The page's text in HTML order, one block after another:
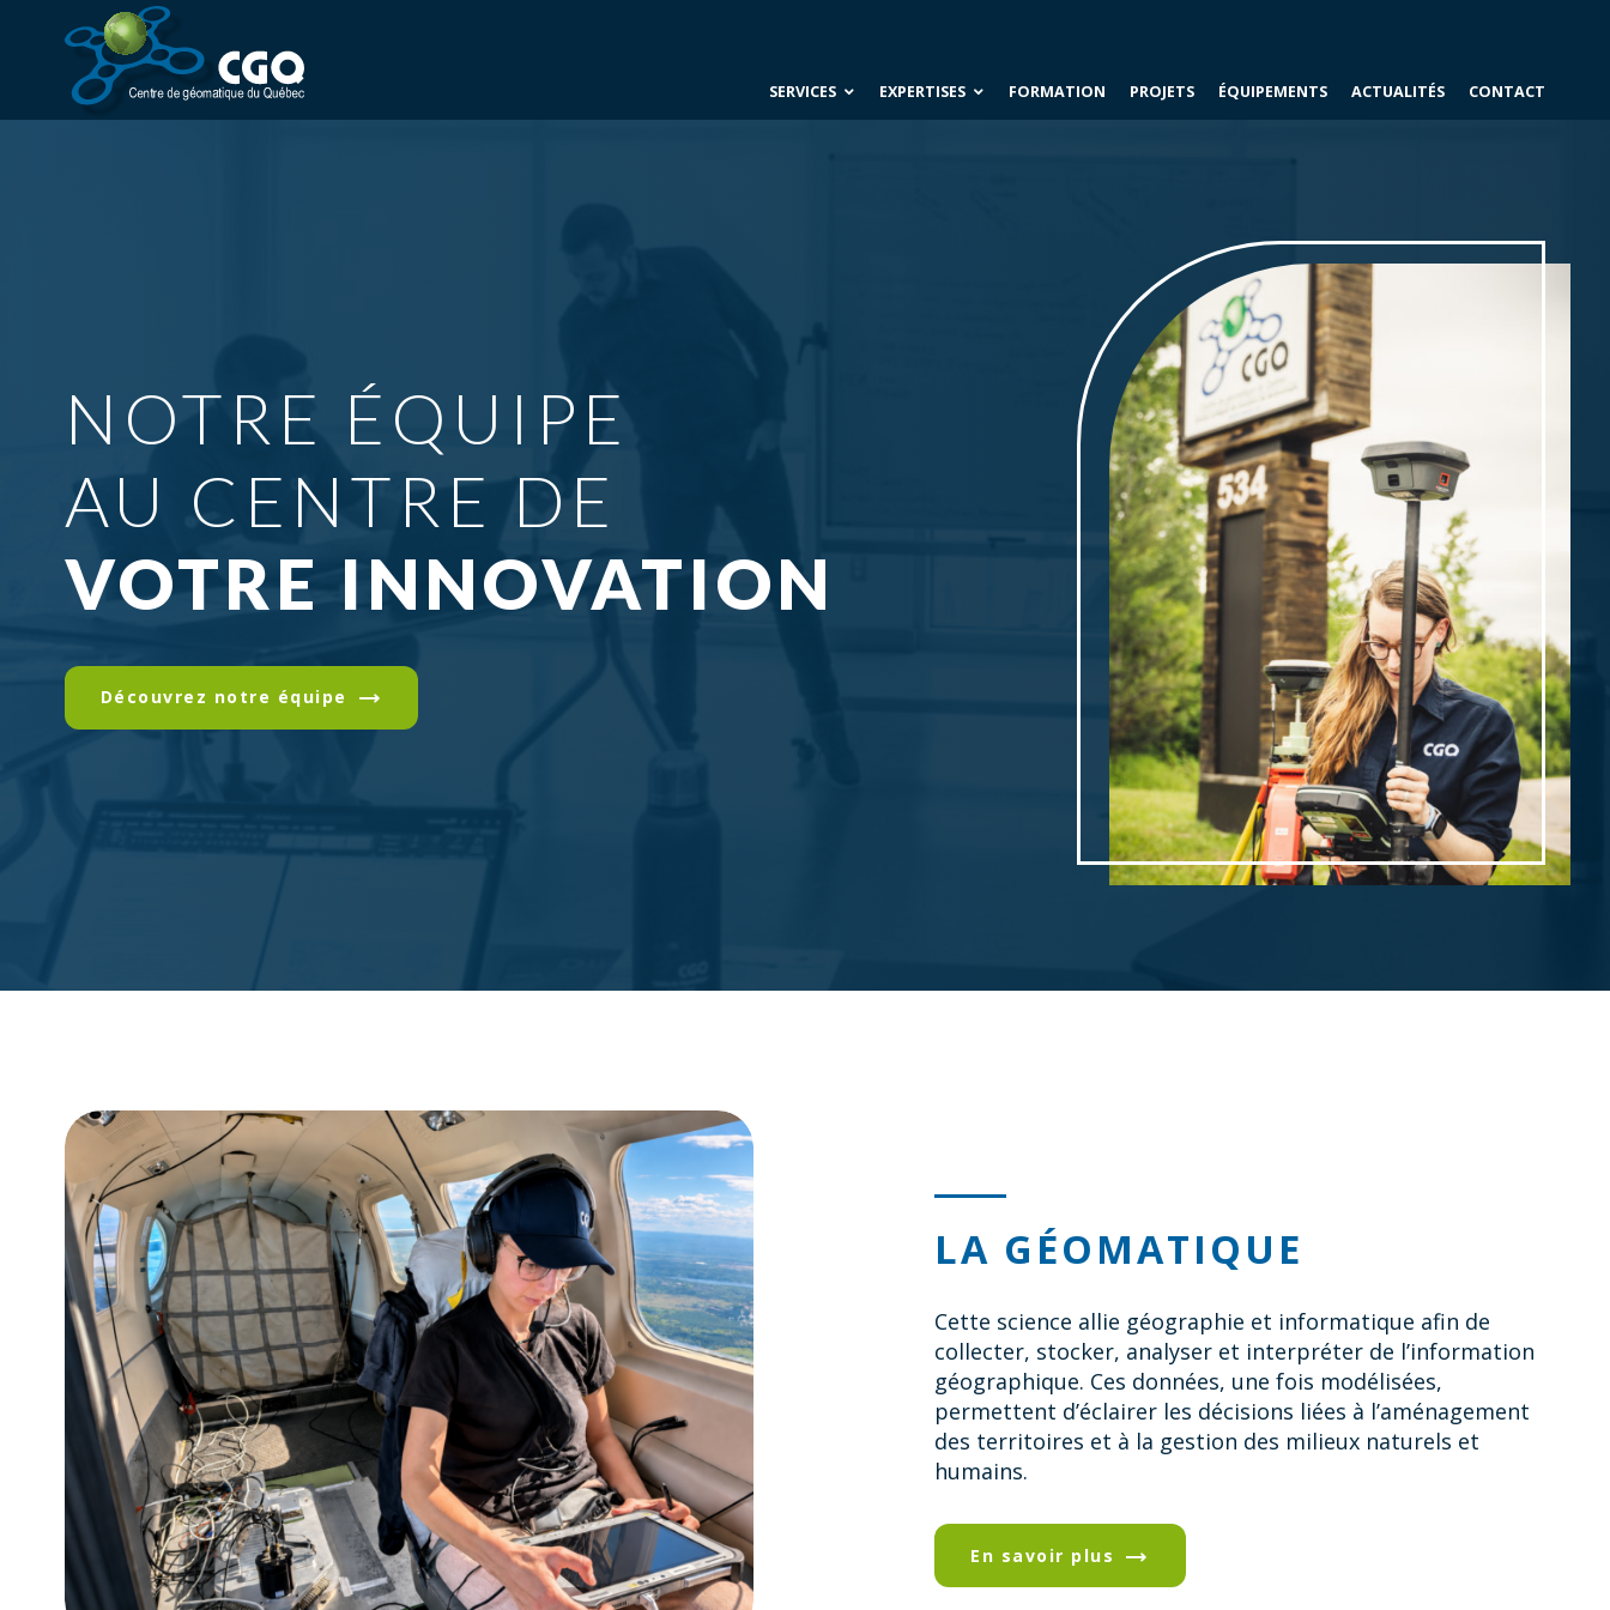
SERVICES EXPERTISES FORMATION PROJETS ÉQUIPEMENTS ACTUALITÉS CONTACT
NOTRE ÉQUIPE
AU CENTRE DE
VOTRE INNOVATION
Découvrez notre équipe
LA GÉOMATIQUE
Cette science allie géographie et informatique afin de
collecter, stocker, analyser et interpréter de l’information
géographique. Ces données, une fois modélisées,
permettent d’éclairer les décisions liées à l’aménagement
des territoires et à la gestion des milieux naturels et
humains.
En savoir plus